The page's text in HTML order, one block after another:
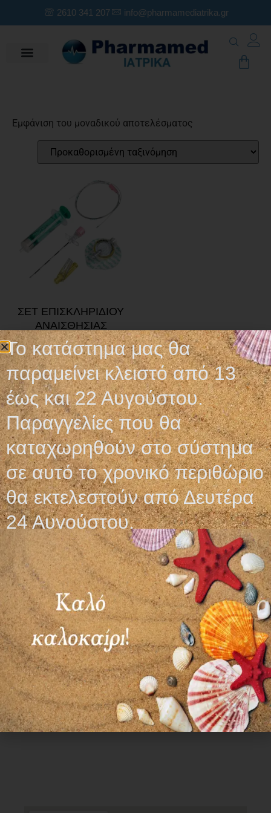
2610 341 207 info@pharmamediatrika.gr
Εμφάνιση του μοναδικού αποτελέσματος
ΣΕΤ ΕΠΙΣΚΛΗΡΙΔΙΟΥ
ΑΝΑΙΣΘΗΣΙΑΣ
PERIFIX® 401
16,20 €
Προσθήκη στο καλάθι
Ωράριο λειτουργίας
ΕΙΔΙΚΟ ΘΕΡΙΝΟ ΩΡΑΡΙΟ
ΔΕΥ-ΠΑΡ: 09:00-14:30
ΣΑΒ – ΚΥΡ: ΚΛΕΙΣΤΑ
Χρήσιμα Links
Όροι Χρήσης
Πολιτική απορρήτου
Τρόποι πληρωμής
Τρόποι αποστολής
Το κατάστημα μας θα
παραμείνει κλειστό από 13
έως και 22 Αυγούστου.
Παραγγελίες που θα
καταχωρηθούν στο σύστημα
σε αυτό το χρονικό περιθώριο
θα εκτελεστούν από Δευτέρα
24 Αυγούστου.